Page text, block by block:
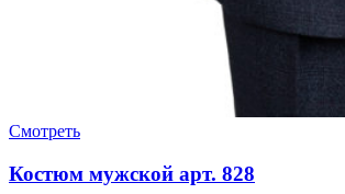
Смотреть
Костюм мужской арт. 828